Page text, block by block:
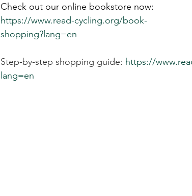
Check out our online bookstore now:
https://www.read-cycling.org/book-
shopping?lang=en
Step-by-step shopping guide: https://
lang=en